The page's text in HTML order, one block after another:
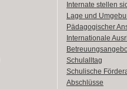
Internate stellen
Lage und
Pädagogischer
Internationale
Schulalltag
Schulische
Abschlüsse